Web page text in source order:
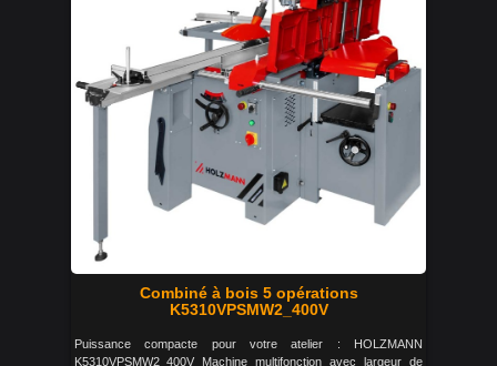
Combiné à bois 5 opérations
K5310VPSMW2_400V
Puissance compacte pour votre atelier : HOLZMANN
K5310VPSMW2_400V Machine multifonction avec largeur de